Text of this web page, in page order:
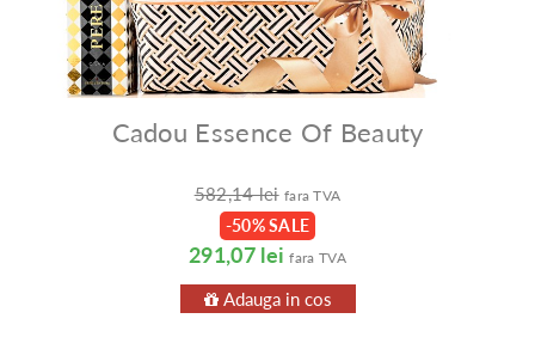
Cadou Essence Of Beauty
582,14 lei fara TVA
-50% SALE
291,07 lei fara TVA
Adauga in cos